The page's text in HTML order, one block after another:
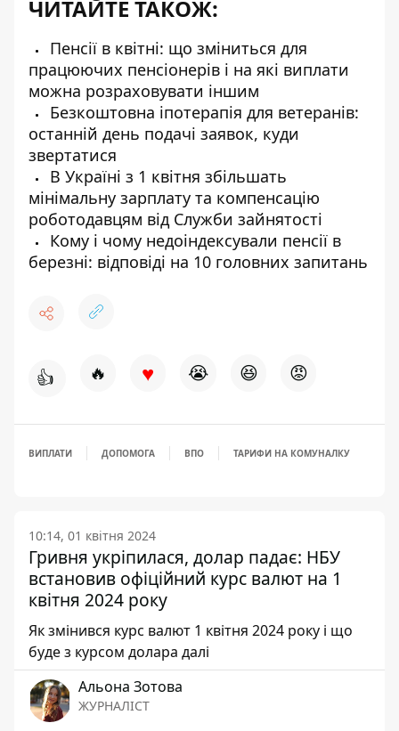
ЧИТАЙТЕ ТАКОЖ:
Пенсії в квітні: що зміниться для
працюючих пенсіонерів і на які виплати
можна розраховувати іншим
Безкоштовна іпотерапія для ветеранів:
останній день подачі заявок, куди
звертатися
В Україні з 1 квітня збільшать
мінімальну зарплату та компенсацію
роботодавцям від Служби зайнятості
Кому і чому недоіндексували пенсії в
березні: відповіді на 10 головних запитань
👍 🔥 ♥ 😭 😆 😡
ВИПЛАТИ ДОПОМОГА ВПО ТАРИФИ НА КОМУНАЛКУ
10:14, 01 квітня 2024
Гривня укріпилася, долар падає: НБУ
встановив офіційний курс валют на 1
квітня 2024 року
Як змінився курс валют 1 квітня 2024 року і що
буде з курсом долара далі
Альона Зотова
ЖУРНАЛІСТ